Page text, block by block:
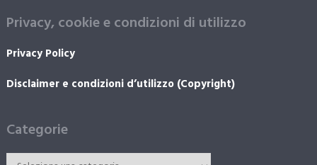
Privacy, cookie e condizioni di utilizzo
Privacy Policy
Disclaimer e condizioni d’utilizzo (Copyright)
Categorie